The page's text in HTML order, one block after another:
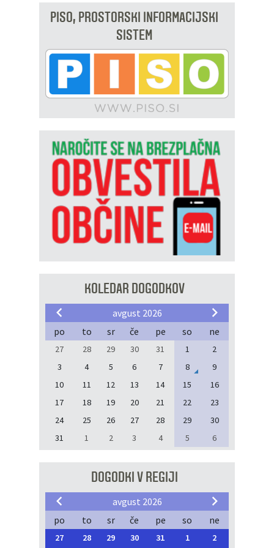
PISO, PROSTORSKI INFORMACIJSKI
SISTEM
KOLEDAR DOGODKOV
avgust 2026
po
to sr če pe so ne
27 28 29 30 31 1
2
3
4 5 6 7 8
9
10
11 12 13 14 15
16
17
18 19 20 21 22
23
24
25 26 27 28 29
30
31
1 2 3 4 5 6
DOGODKI V REGIJI
avgust 2026
po
to sr če pe so ne
27 28 29 30 31 1
2